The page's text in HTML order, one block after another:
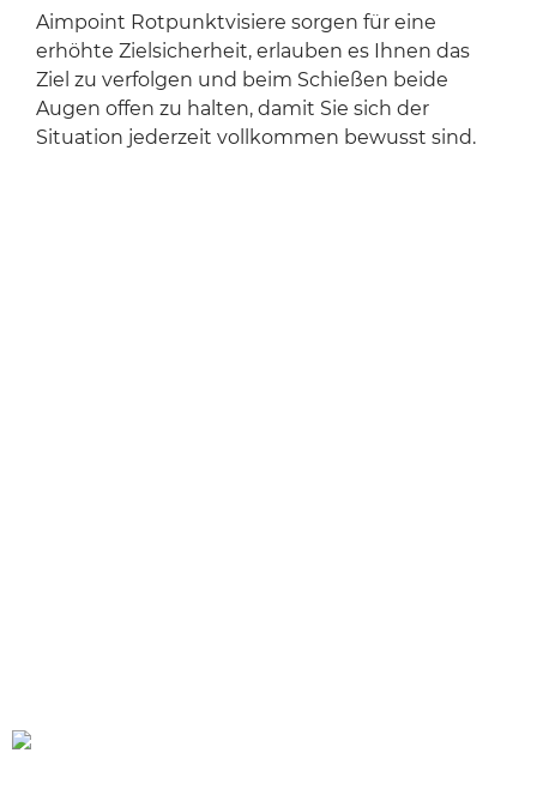
Aimpoint Rotpunktvisiere sorgen für eine
erhöhte Zielsicherheit, erlauben es Ihnen das
Ziel zu verfolgen und beim Schießen beide
Augen offen zu halten, damit Sie sich der
Situation jederzeit vollkommen bewusst sind.